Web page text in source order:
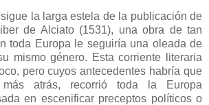
la larga estela de la publicación de
de Alciato (1531), una obra de tan
toda Europa le seguiría una oleada de
mismo género. Esta corriente literaria
pero cuyos antecedentes habría que
más atrás, recorrió toda la Europa
en escenificar preceptos políticos o